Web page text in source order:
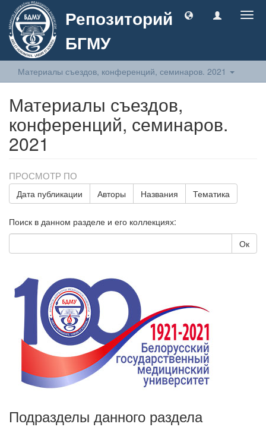
Репозиторий
БГМУ
Материалы съездов, конференций, семинаров. 2021
Материалы съездов,
конференций, семинаров.
2021
ПРОСМОТР ПО
Дата публикации Авторы Названия Тематика
Поиск в данном разделе и его коллекциях:
Ок
Подразделы данного раздела